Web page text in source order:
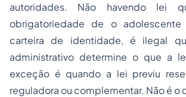
autoridades. Não havendo lei
obrigatoriedade de o
carteira de identidade, é ilegal
administrativo determine o que a
exceção é quando a lei previu
reguladora ou complementar. Não é o